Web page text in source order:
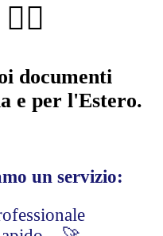
🧑‍⚖️
documenti
e per l'Estero.
un servizio: